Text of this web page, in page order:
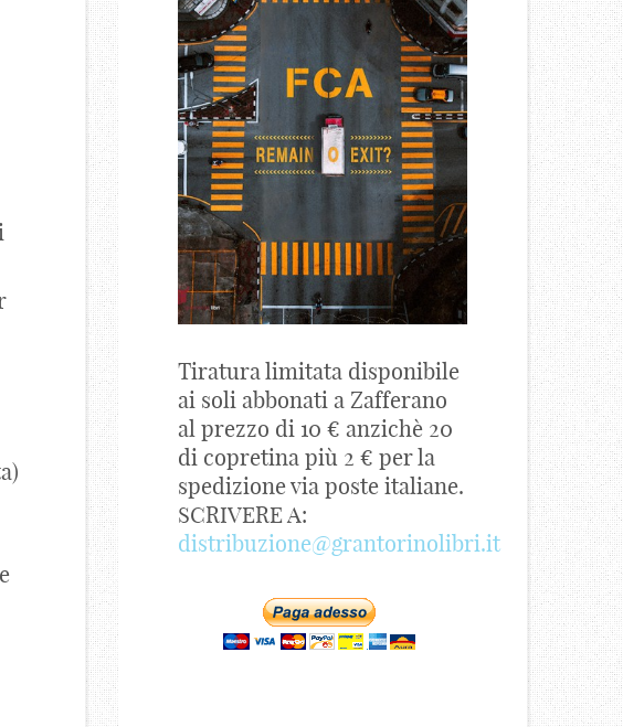
Tiratura limitata disponibile
ai soli abbonati a Zafferano
al prezzo di 10 € anzichè 20
di copretina più 2 € per la
spedizione via poste italiane.
SCRIVERE A:
distribuzione@grantorinolibri.it